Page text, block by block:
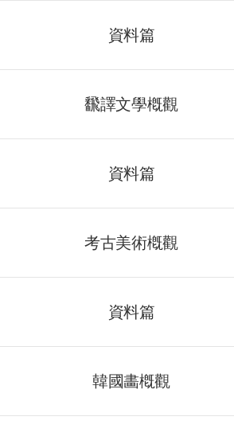
資料篇
飜譯文學槪觀
資料篇
考古美術槪觀
資料篇
韓國畵槪觀